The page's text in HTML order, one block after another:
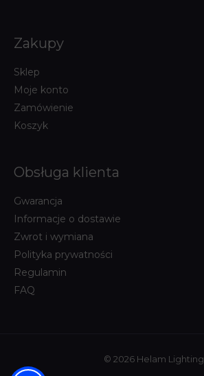
Zakupy
Sklep
Moje konto
Zamówienie
Koszyk
Obsługa klienta
Gwarancja
Informacje o dostawie
Zwrot i wymiana
Polityka prywatności
Regulamin
FAQ
© 2026 Helam Lighting